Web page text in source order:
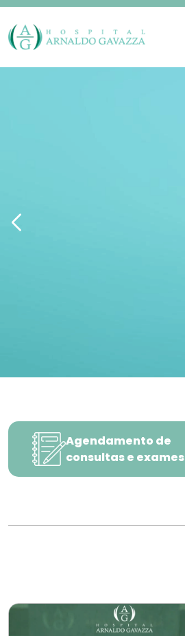
Agendamento de
consultas e exames